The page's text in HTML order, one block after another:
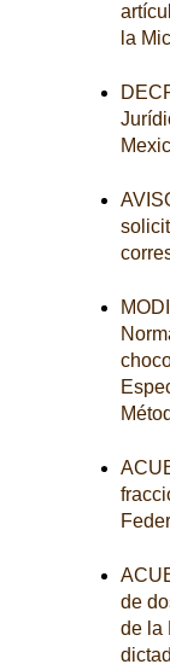
la
de
de la